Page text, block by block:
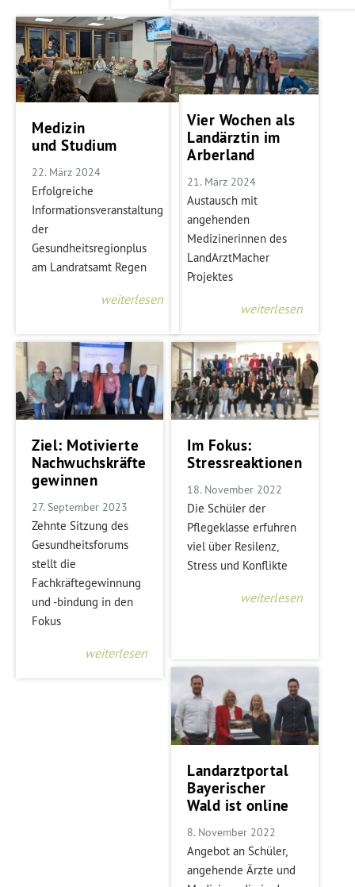
Medizin
und Studium
22. März 2024
Erfolgreiche
Informationsveranstaltung
der
Gesundheitsregionplus
am Landratsamt Regen
weiterlesen
Vier Wochen als
Landärztin im
Arberland
21. März 2024
Austausch mit
angehenden
Medizinerinnen des
LandArztMacher
Projektes
weiterlesen
Ziel: Motivierte
Nachwuchskräfte
gewinnen
27. September 2023
Zehnte Sitzung des
Gesundheitsforums
stellt die
Fachkräftegewinnung
und -bindung in den
Fokus
weiterlesen
Im Fokus:
Stressreaktionen
18. November 2022
Die Schüler der
Pflegeklasse erfuhren
viel über Resilenz,
Stress und Konflikte
weiterlesen
Landarztportal
Bayerischer
Wald ist online
8. November 2022
Angebot an Schüler,
angehende Ärzte und